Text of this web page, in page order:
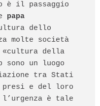
è il passaggio
papa
dello
molte società
della
sono un luogo
tra Stati
presi e del loro
l’urgenza è tale